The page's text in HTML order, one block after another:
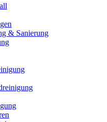
& Sanierung